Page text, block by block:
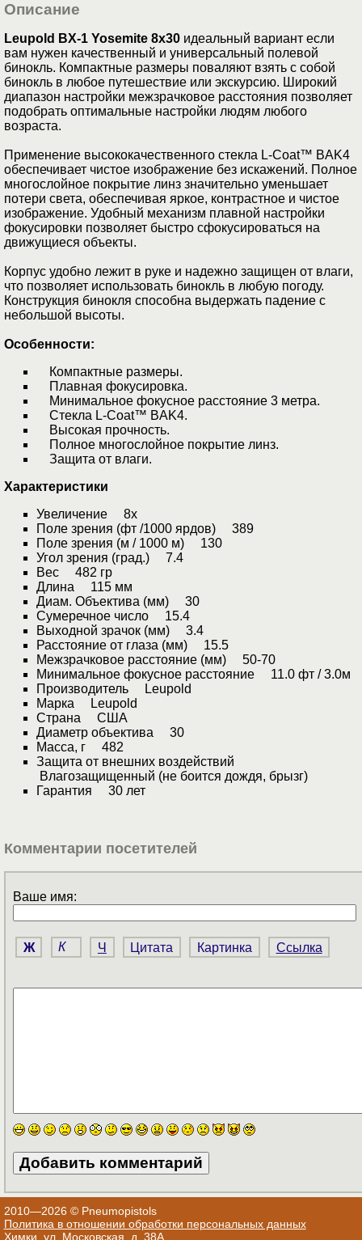
Описание
Leupold BX-1 Yosemite 8x30 идеальный вариант если
вам нужен качественный и универсальный полевой
бинокль. Компактные размеры поваляют взять с собой
бинокль в любое путешествие или экскурсию. Широкий
диапазон настройки межзрачковое расстояния позволяет
подобрать оптимальные настройки людям любого
возраста.
Применение высококачественного стекла L-Coat™ BAK4
обеспечивает чистое изображение без искажений. Полное
многослойное покрытие линз значительно уменьшает
потери света, обеспечивая яркое, контрастное и чистое
изображение. Удобный механизм плавной настройки
фокусировки позволяет быстро сфокусироваться на
движущиеся объекты.
Корпус удобно лежит в руке и надежно защищен от влаги,
что позволяет использовать бинокль в любую погоду.
Конструкция бинокля способна выдержать падение с
небольшой высоты.
Особенности:
Компактные размеры.
Плавная фокусировка.
Минимальное фокусное расстояние 3 метра.
Стекла L-Coat™ BAK4.
Высокая прочность.
Полное многослойное покрытие линз.
Защита от влаги.
Характеристики
Увеличение 8х
Поле зрения (фт /1000 ярдов) 389
Поле зрения (м / 1000 м) 130
Угол зрения (град.) 7.4
Вес 482 гр
Длина 115 мм
Диам. Объектива (мм) 30
Сумеречное число 15.4
Выходной зрачок (мм) 3.4
Расстояние от глаза (мм) 15.5
Межзрачковое расстояние (мм) 50-70
Минимальное фокусное расстояние 11.0 фт / 3.0м
Производитель Leupold
Марка Leupold
Страна США
Диаметр объектива 30
Масса, г 482
Защита от внешних воздействий
Влагозащищенный (не боится дождя, брызг)
Гарантия 30 лет
Комментарии посетителей
Ваше имя:
Ж К Ч Цитата Картинка Ссылка
2010—2026 © Pneumopistols
Политика в отношении обработки персональных данных
Химки, ул. Московская, д. 38А